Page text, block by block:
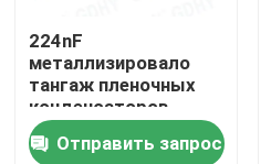
224nF
металлизировало
тангаж пленочных
конденсаторов
630VDC 15MM
Отправить запрос